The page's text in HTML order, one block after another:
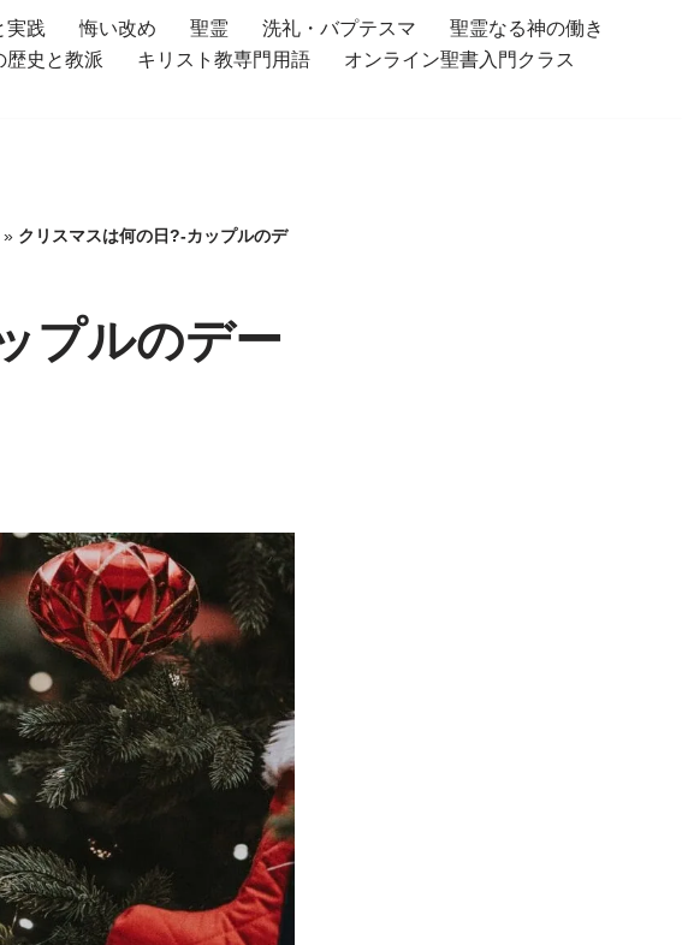
実践 悔い改め 聖霊 洗礼・バプテスマ
聖霊なる神の働き
歴史と教派 キリスト教専門用語
オンライン聖書入門クラス
» クリスマスは何の日?-カップルのデ
プルのデー